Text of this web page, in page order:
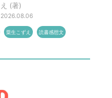
え (著)
2026.08.06
粟生こずえ 読書感想文